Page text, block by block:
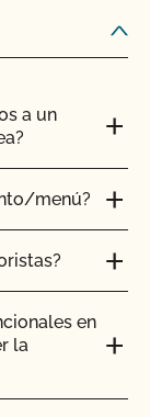
sistemas
de mi
NOP
NOP
a un
menú?
en
la